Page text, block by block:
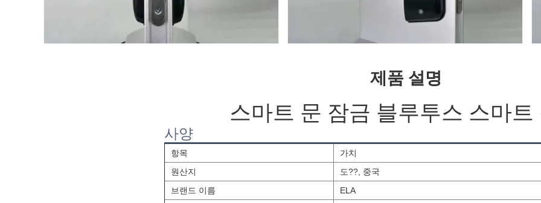
제품 설명
스마트 문 잠금 블루투스 스마트
사양
항목
가치
원산지
도??, 중국
브랜드 이름
ELA